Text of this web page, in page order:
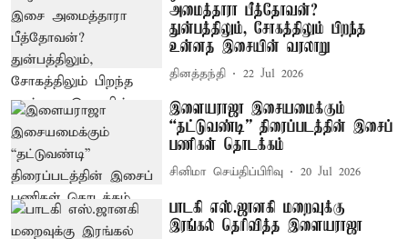
அமைத்தாரா பீத்தோவன்?
துன்பத்திலும், சோகத்திலும் பிறந்த
உன்னத இசையின் வரலாறு
தினத்தந்தி 22 Jul 2026
இளையராஜா இசையமைக்கும்
“தட்டுவண்டி” திரைப்படத்தின் இசைப்
பணிகள் தொடக்கம்
சினிமா செய்திப்பிரிவு 20 Jul 2026
பாடகி எஸ்.ஜானகி மறைவுக்கு
இரங்கல் தெரிவித்த இளையராஜா